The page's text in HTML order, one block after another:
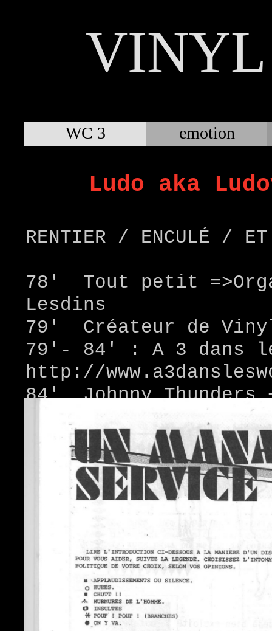
Ludo aka
emotion
WC 3
RENTIER / ENCULÉ /
78' Tout petit
Lesdins
79' Créateur de Vinyl
79'- 84' : A 3 dans
http://
84' Johnny Thunders
85' Inmates + Roy
85' Emotion #1 (Arts
86' Emotion #2
86' Inmates+Roy
90'- 2001 : Festival
Quentin)+Créateur
010' Rédacteur
010' Président du
BANG BANG!